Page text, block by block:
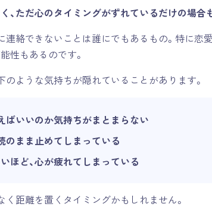
、ただ心のタイミングがずれているだけの場合
連絡できないことは誰にでもあるもの。特に恋
性もあるのです。
のような気持ちが隠れていることがあります。
ばいいのか気持ちがまとまらない
のまま止めてしまっている
ほど、心が疲れてしまっている
く距離を置くタイミングかもしれません。